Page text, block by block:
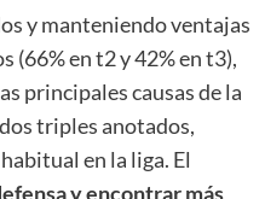
y manteniendo ventajas
(66% en t2 y 42% en t3),
principales causas de la
triples anotados,
en la liga. El
y encontrar más